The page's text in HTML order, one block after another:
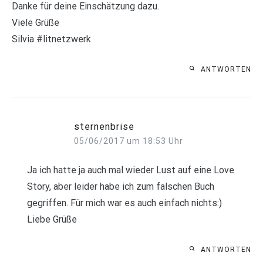
Danke für deine Einschätzung dazu.
Viele Grüße
Silvia #litnetzwerk
ANTWORTEN
sternenbrise
05/06/2017 um 18:53 Uhr
Ja ich hatte ja auch mal wieder Lust auf eine Love
Story, aber leider habe ich zum falschen Buch
gegriffen. Für mich war es auch einfach nichts:)
Liebe Grüße
ANTWORTEN